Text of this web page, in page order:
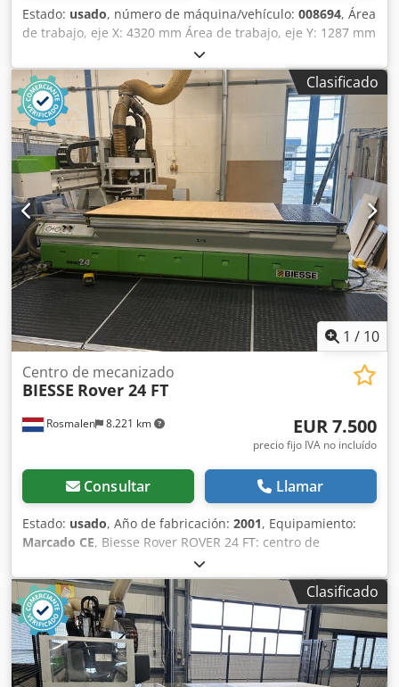
Estado: usado, número de máquina/vehículo: 008694, Área
de trabajo, eje X: 4320 mm Área de trabajo, eje Y: 1287 mm
Cedpfozqz Nxex Agfsrf Superficie de trabajo: con soportes
de vacío Potencia del husillo principal: 11 kW Número de
ejes controlados: 5 ejes Número de husillos de
perforación: 16 Número de posiciones para herramientas:
31
Clasificado
1 / 10
Rosmalen 8.221 km
Centro de mecanizado
BIESSE Rover 24 FT
EUR 7.500
precio fijo IVA no incluído
Consultar Llamar
Estado: usado, Año de fabricación: 2001, Equipamiento:
Marcado CE, Biesse Rover ROVER 24 FT: centro de
mecanizado CNC Descripción La superficie de trabajo
consta de una mesa de rejilla compuesta por dos mesas
de fenol con unas dimensiones de 1540 x 1250 mm, que
pueden conectarse entre sí. La mesa de rejilla tiene una
rejilla de 30 mm y aberturas de vacío de 9 mm, dispuestas
en una rejilla de 150 mm en los ejes X e Y. La mesa de
rejilla está equipada con 6 levas neumáticas de punto cero
Clasificado